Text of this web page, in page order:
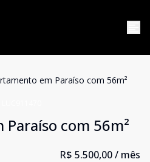
em Paraíso com 56m²
com 56m²
R$ 5.500,00/ mês